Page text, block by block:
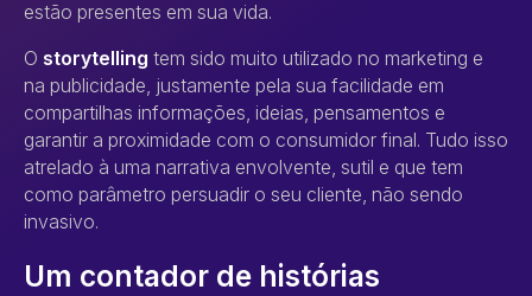
estão presentes em sua vida.
O storytelling tem sido muito utilizado no marketing e
na publicidade, justamente pela sua facilidade em
compartilhas informações, ideias, pensamentos e
garantir a proximidade com o consumidor final. Tudo isso
atrelado à uma narrativa envolvente, sutil e que tem
como parâmetro persuadir o seu cliente, não sendo
invasivo.
Um contador de histórias